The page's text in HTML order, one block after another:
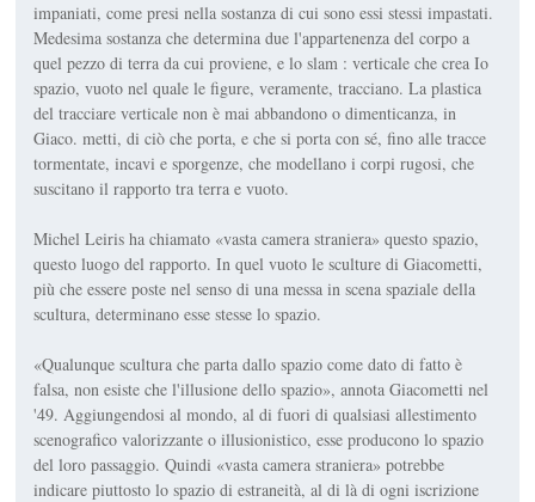
impaniati, come presi nella sostanza di cui sono essi stessi impastati.
Medesima sostanza che determina due l'appartenenza del corpo a
quel pezzo di terra da cui proviene, e lo slam : verticale che crea Io
spazio, vuoto nel quale le figure, veramente, tracciano. La plastica
del tracciare verticale non è mai abbandono o dimenticanza, in
Giaco. metti, di ciò che porta, e che si porta con sé, fino alle tracce
tormentate, incavi e sporgenze, che modellano i corpi rugosi, che
suscitano il rapporto tra terra e vuoto.
Michel Leiris ha chiamato «vasta camera straniera» questo spazio,
questo luogo del rapporto. In quel vuoto le sculture di Giacometti,
più che essere poste nel senso di una messa in scena spaziale della
scultura, determinano esse stesse lo spazio.
«Qualunque scultura che parta dallo spazio come dato di fatto è
falsa, non esiste che l'illusione dello spazio», annota Giacometti nel
'49. Aggiungendosi al mondo, al di fuori di qualsiasi allestimento
scenografico valorizzante o illusionistico, esse producono lo spazio
del loro passaggio. Quindi «vasta camera straniera» potrebbe
indicare piuttosto lo spazio di estraneità, al di là di ogni iscrizione